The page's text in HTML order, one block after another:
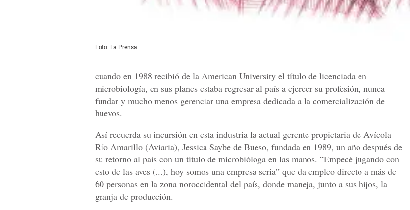
Foto: La Prensa
cuando en 1988 recibió de la American University el título de licenciada en
microbiología, en sus planes estaba regresar al país a ejercer su profesión, nunca
fundar y mucho menos gerenciar una empresa dedicada a la comercialización de
huevos.
Así recuerda su incursión en esta industria la actual gerente propietaria de Avícola
Río Amarillo (Aviaria), Jessica Saybe de Bueso, fundada en 1989, un año después de
su retorno al país con un título de microbióloga en las manos. “Empecé jugando con
esto de las aves (...), hoy somos una empresa seria” que da empleo directo a más de
60 personas en la zona noroccidental del país, donde maneja, junto a sus hijos, la
granja de producción.